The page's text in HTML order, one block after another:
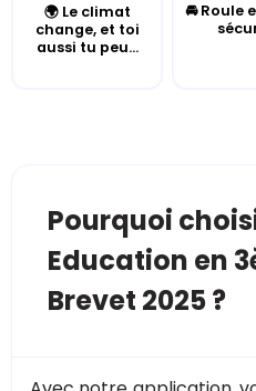
🌍 Le climat
change, et toi
aussi tu peu...
🚘 Roule
Pourquoi
Education en
Brevet 2025 ?